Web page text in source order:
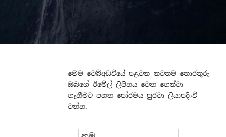
මෙම වෙබ්අඩවියේ පළවන නවතම තොරතුරු
ඔබගේ ඊමේල් ලිපිනය වෙත ගෙන්වා
ගැනීමට පහත පෝරමය පුරවා ලියාපදිංචි
වන්න.